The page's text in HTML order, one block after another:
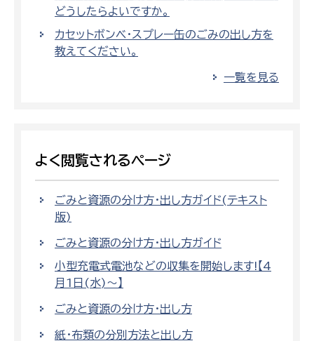
どうしたらよいですか。
カセットボンベ・スプレー缶のごみの出し方を
教えてください。
一覧を見る
よく閲覧されるページ
ごみと資源の分け方・出し方ガイド(テキスト
版)
ごみと資源の分け方・出し方ガイド
小型充電式電池などの収集を開始します!【4
月1日(水)～】
ごみと資源の分け方・出し方
紙・布類の分別方法と出し方